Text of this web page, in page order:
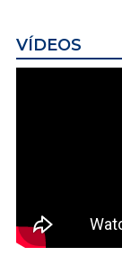
VÍDEOS